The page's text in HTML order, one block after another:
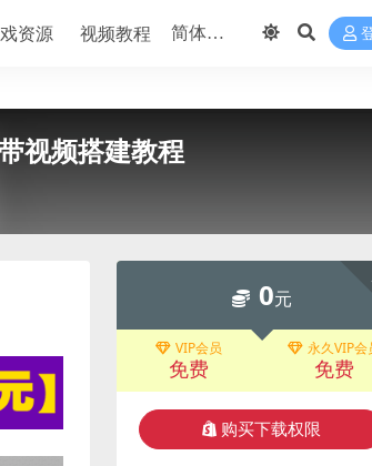
资源 视频教程
视频搭建教程
0元
VIP会员
免费
永久VIP会
免费
购买下载权限